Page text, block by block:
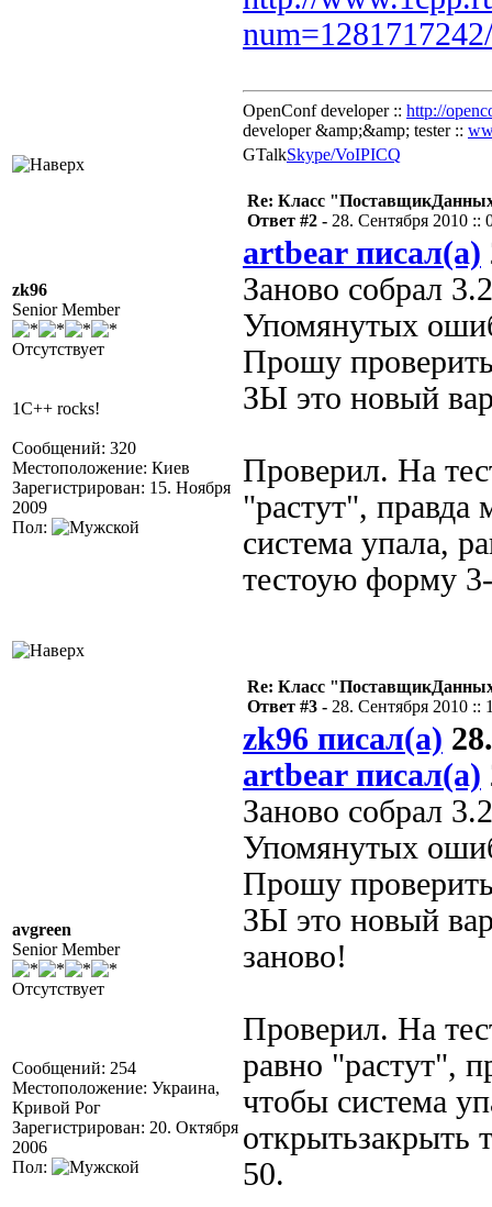
OpenConf developer :: http://
developer &amp;&amp; tester ::
GTalkSkype/VoIPICQ
zk96
Senior Member
Отсутствует
1C++ rocks!
Сообщений: 320
Местоположение: Киев
Зарегистрирован: 15. Ноября
2009
Пол:
Re: Класс
Ответ #2 - 28. Сентября 2010 ::
artbear писал(а)
Заново собрал
Упомянутых
Прошу
ЗЫ это новый
Проверил. На
"растут", правда
система упала,
тестоую форму 3-
avgreen
Senior Member
Отсутствует
Сообщений: 254
Местоположение: Украина,
Кривой Рог
Зарегистрирован: 20. Октября
2006
Пол:
Re: Класс
Ответ #3 - 28. Сентября 2010 ::
zk96 писал(а)
artbear писал(а)
Заново собрал
Упомянутых
Прошу
ЗЫ это новый
заново!
Проверил. На
равно "растут",
чтобы система
открытьзакрыть
50.